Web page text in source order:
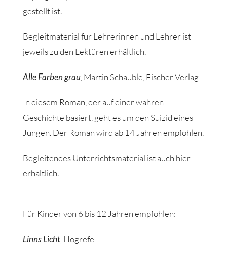
gestellt ist.
Begleitmaterial für Lehrerinnen und Lehrer ist
jeweils zu den Lektüren erhältlich.
Alle Farben grau, Martin Schäuble, Fischer Verlag
In diesem Roman, der auf einer wahren
Geschichte basiert, geht es um den Suizid eines
Jungen. Der Roman wird ab 14 Jahren empfohlen.
Begleitendes Unterrichtsmaterial ist auch hier
erhältlich.
Für Kinder von 6 bis 12 Jahren empfohlen:
Linns Licht, Hogrefe